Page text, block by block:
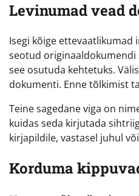
Levinumad vead
Isegi kõige ettevaatlikumad
seotud originaaldokumendi
see osutuda kehtetuks.
dokumenti. Enne tõlkimist
Teine sagedane viga on
kuidas seda kirjutada
kirjapildile, vastasel juhul
Korduma